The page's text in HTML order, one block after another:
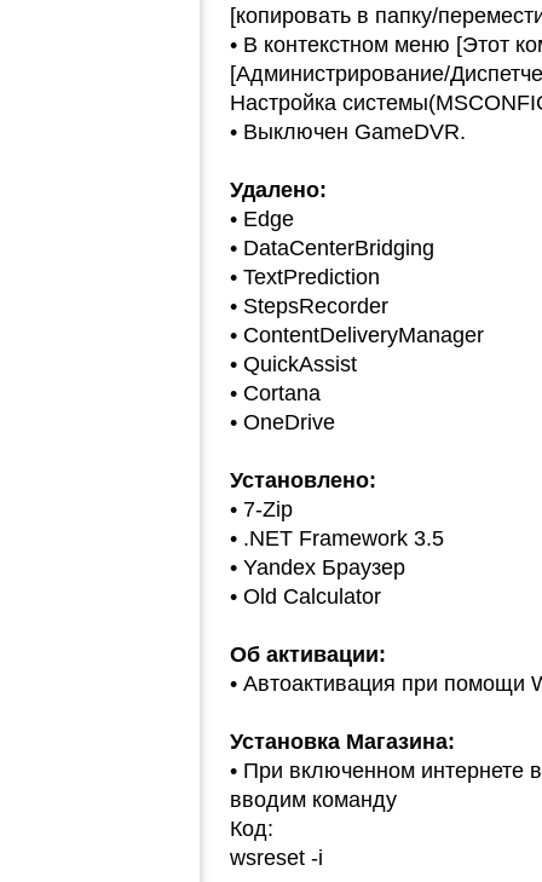
[копировать в папку/
• В контекстном меню [Этот
[Администрирование/
Настройка
• Выключен GameDVR.
Удалено:
• Edge
• DataCenterBridging
• TextPrediction
• StepsRecorder
• ContentDeliveryManager
• QuickAssist
• Cortana
• OneDrive
Установлено:
• 7-Zip
• .NET Framework 3.5
• Yandex Браузер
• Old Calculator
Об активации:
• Автоактивация при помощи
Установка Магазина:
• При включенном интернете
вводим команду
Код:
wsreset -i